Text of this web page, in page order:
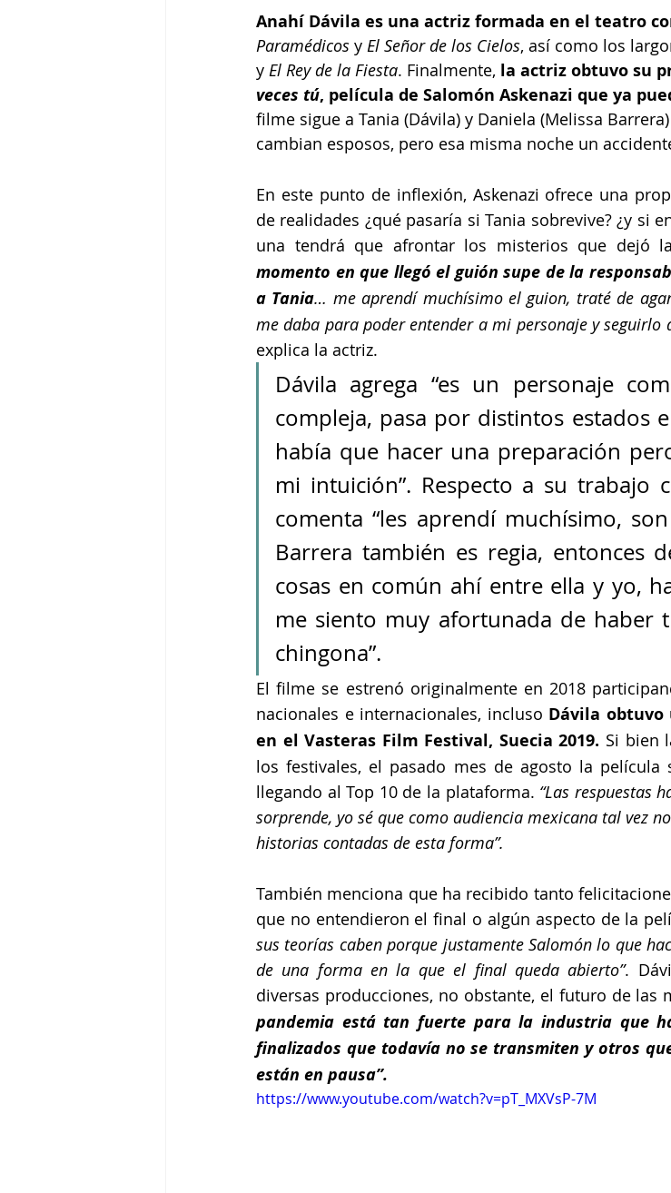
Anahí Dávila es una actriz formada en el teatro
Paramédicos y El Señor de los Cielos, así como los
y El Rey de la Fiesta. Finalmente, la actriz obtuvo su
veces tú, película de Salomón Askenazi que ya
filme sigue a Tania (Dávila) y Daniela (Melissa
cambian esposos, pero esa misma noche un
En este punto de inflexión, Askenazi ofrece una
de realidades ¿qué pasaría si Tania sobrevive? ¿y si
una tendrá que afrontar los misterios que dejó
momento en que llegó el guión supe de la
a Tania… me aprendí muchísimo el guion, traté de
explica la actriz.
Dávila agrega “es un personaje
compleja, pasa por distintos estados
había que hacer una preparación
mi intuición”. Respecto a su trabajo
comenta “les aprendí muchísimo,
Barrera también es regia, entonces
cosas en común ahí entre ella y yo,
me siento muy afortunada de haber
chingona”.
El filme se estrenó originalmente en 2018
nacionales e internacionales, incluso Dávila
en el Vasteras Film Festival, Suecia 2019. Si bien
los festivales, el pasado mes de agosto la
llegando al Top 10 de la plataforma. “Las respuestas
sorprende, yo sé que como audiencia mexicana tal vez
historias contadas de esta forma”.
También menciona que ha recibido tanto
que no entendieron el final o algún aspecto de la
sus teorías caben porque justamente Salomón lo que
de una forma en la que el final queda abierto”.
diversas producciones, no obstante, el futuro de las
pandemia está tan fuerte para la industria que
finalizados que todavía no se transmiten y otros
están en pausa”.
https://www.youtube.com/watch?v=pT_MXVsP-7M